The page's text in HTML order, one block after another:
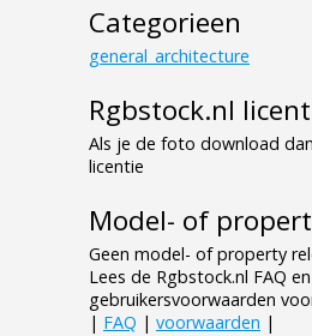
Categorieen
general_architecture
Rgbstock.nl
Als je de foto download
licentie
Model- of
Geen model- of property
Lees de Rgbstock.nl FAQ en
gebruikersvoorwaarden
| FAQ | voorwaarden |